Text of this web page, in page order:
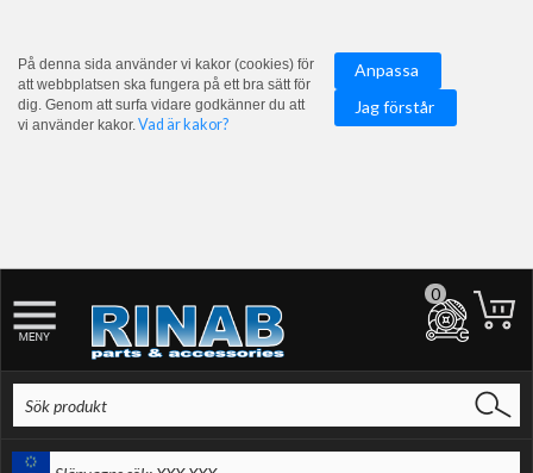
På denna sida använder vi kakor (cookies) för
att webbplatsen ska fungera på ett bra sätt för
dig. Genom att surfa vidare godkänner du att
vi använder kakor.Vad är kakor?
Anpassa
Jag förstår
0